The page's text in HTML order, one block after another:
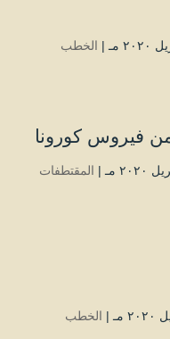
الخطب
من فيروس كورونا
المقتطفات
الخطب